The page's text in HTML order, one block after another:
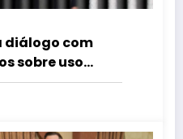
diálogo com
sobre uso